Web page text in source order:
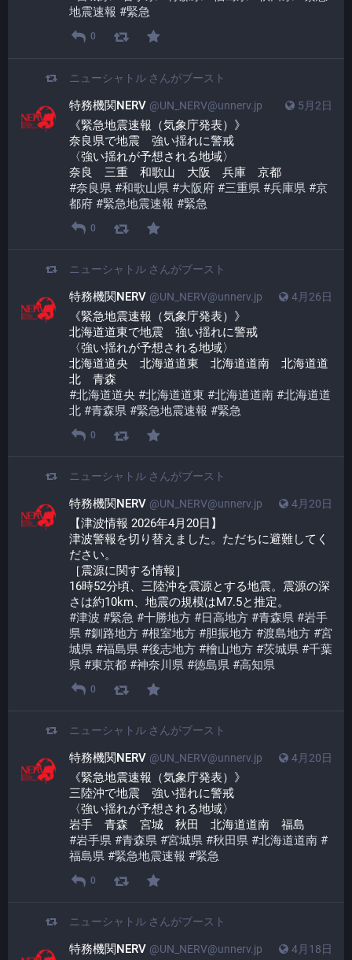
地震速報 #緊急
0
ニューシャトル さんがブースト
5月2日
特務機関NERV @UN_NERV@unnerv.jp
《緊急地震速報（気象庁発表）》
奈良県で地震　強い揺れに警戒
〈強い揺れが予想される地域〉
奈良　三重　和歌山　大阪　兵庫　京都
#奈良県 #和歌山県 #大阪府 #三重県 #兵庫県 #京
都府 #緊急地震速報 #緊急
0
ニューシャトル さんがブースト
4月26日
特務機関NERV @UN_NERV@unnerv.jp
《緊急地震速報（気象庁発表）》
北海道道東で地震　強い揺れに警戒
〈強い揺れが予想される地域〉
北海道道央　北海道道東　北海道道南　北海道道
北　青森
#北海道道央 #北海道道東 #北海道道南 #北海道道
北 #青森県 #緊急地震速報 #緊急
0
ニューシャトル さんがブースト
4月20日
特務機関NERV @UN_NERV@unnerv.jp
【津波情報 2026年4月20日】
津波警報を切り替えました。ただちに避難してく
ださい。
［震源に関する情報］
16時52分頃、三陸沖を震源とする地震。震源の深
さは約10km、地震の規模はM7.5と推定。
#津波 #緊急 #十勝地方 #日高地方 #青森県 #岩手
県 #釧路地方 #根室地方 #胆振地方 #渡島地方 #宮
城県 #福島県 #後志地方 #檜山地方 #茨城県 #千葉
県 #東京都 #神奈川県 #徳島県 #高知県
0
ニューシャトル さんがブースト
4月20日
特務機関NERV @UN_NERV@unnerv.jp
《緊急地震速報（気象庁発表）》
三陸沖で地震　強い揺れに警戒
〈強い揺れが予想される地域〉
岩手　青森　宮城　秋田　北海道道南　福島
#岩手県 #青森県 #宮城県 #秋田県 #北海道道南 #
福島県 #緊急地震速報 #緊急
0
ニューシャトル さんがブースト
4月18日
特務機関NERV @UN_NERV@unnerv.jp